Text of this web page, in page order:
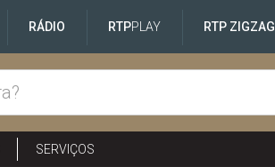
RÁDIO RTPPLAY RTP ZIGZAG
SERVIÇOS